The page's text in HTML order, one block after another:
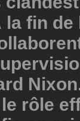
fin de
rôle